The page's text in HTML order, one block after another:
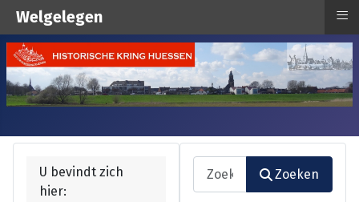
U bevindt zich
hier:
Zoeken
Zoeken
Welgelegen ≡